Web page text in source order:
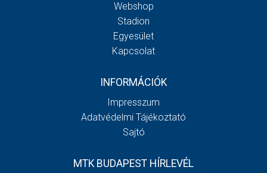
Webshop
Stadion
Egyesület
Kapcsolat
INFORMÁCIÓK
Impresszum
Adatvédelmi Tájékoztató
Sajtó
MTK BUDAPEST HÍRLEVÉL